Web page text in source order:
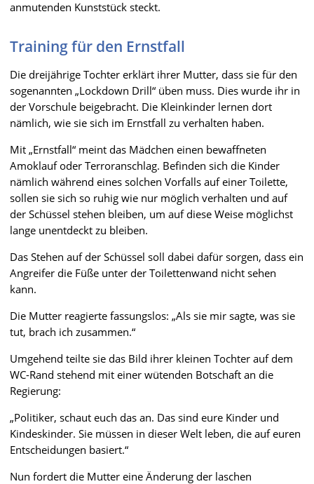
anmutenden Kunststück steckt.
Training für den Ernstfall
Die dreijährige Tochter erklärt ihrer Mutter, dass sie für den
sogenannten „Lockdown Drill“ üben muss. Dies wurde ihr in
der Vorschule beigebracht. Die Kleinkinder lernen dort
nämlich, wie sie sich im Ernstfall zu verhalten haben.
Mit „Ernstfall“ meint das Mädchen einen bewaffneten
Amoklauf oder Terroranschlag. Befinden sich die Kinder
nämlich während eines solchen Vorfalls auf einer Toilette,
sollen sie sich so ruhig wie nur möglich verhalten und auf
der Schüssel stehen bleiben, um auf diese Weise möglichst
lange unentdeckt zu bleiben.
Das Stehen auf der Schüssel soll dabei dafür sorgen, dass ein
Angreifer die Füße unter der Toilettenwand nicht sehen
kann.
Die Mutter reagierte fassungslos: „Als sie mir sagte, was sie
tut, brach ich zusammen.“
Umgehend teilte sie das Bild ihrer kleinen Tochter auf dem
WC-Rand stehend mit einer wütenden Botschaft an die
Regierung:
„Politiker, schaut euch das an. Das sind eure Kinder und
Kindeskinder. Sie müssen in dieser Welt leben, die auf euren
Entscheidungen basiert.“
Nun fordert die Mutter eine Änderung der laschen